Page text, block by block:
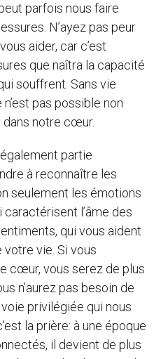
parfois nous faire
N’ayez pas peur
aider, car c’est
que naîtra la capacité
souffrent. Sans vie
pas possible non
dans notre cœur.
partie
à reconnaître les
seulement les émotions
l’âme des
qui vous aident
vie. Si vous
cœur, vous serez de plus
n’aurez pas besoin de
privilégiée qui nous
la prière: à une époque
il devient de plus